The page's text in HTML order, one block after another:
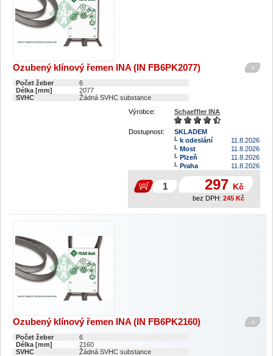
+
Ozubený klínový řemen INA (IN FB6PK2077)
Počet žeber
6
Délka [mm]
2077
SVHC
Žádná SVHC substance
Výrobce:
Schaeffler INA
Dostupnost:
SKLADEM
k odeslání
11.8.2026
Most
11.8.2026
Plzeň
11.8.2026
Praha
11.8.2026
297 Kč
bez DPH: 245 Kč
+
Ozubený klínový řemen INA (IN FB6PK2160)
Počet žeber
6
Délka [mm]
2160
SVHC
Žádná SVHC substance